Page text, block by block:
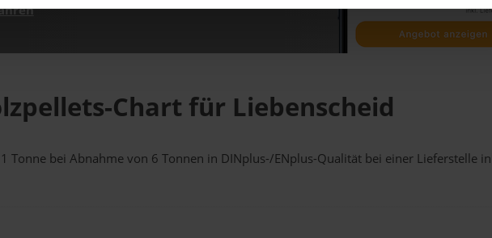
Chart für Liebenscheid
Tonne bei Abnahmevon 6 Tonnen in DINplus-/ENplus-Qualität bei einer Lieferstelle